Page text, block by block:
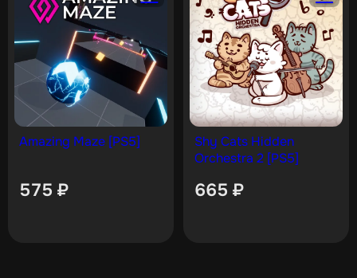
Amazing Maze [PS5]
575 ₽
Shy Cats Hidden
Orchestra 2 [PS5]
665 ₽